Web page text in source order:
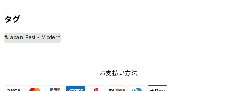
タグ
#Japan Fest - Modern
お支払い方法